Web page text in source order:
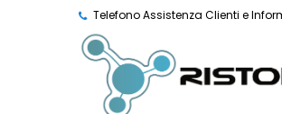
Telefono Assistenza Clienti e